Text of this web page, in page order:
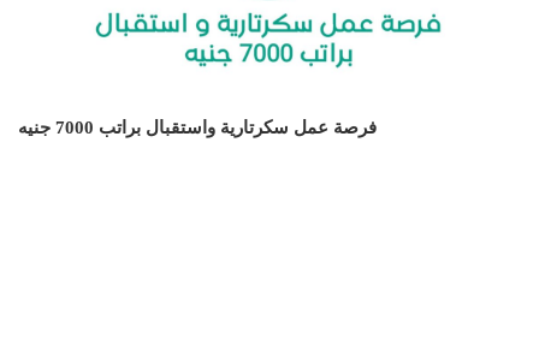
فرصة عمل سكرتارية واستقبال براتب 7000 جنيه